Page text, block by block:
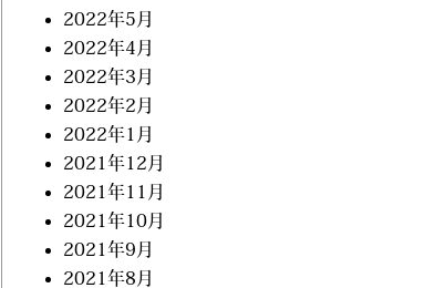
2022年5月
2022年4月
2022年3月
2022年2月
2022年1月
2021年12月
2021年11月
2021年10月
2021年9月
2021年8月